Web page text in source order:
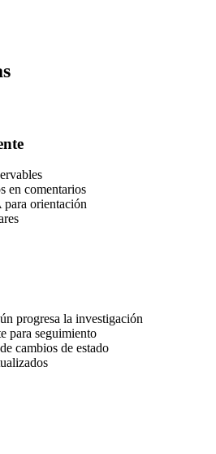
en comentarios
orientación
progresa la investigación
para seguimiento
cambios de estado